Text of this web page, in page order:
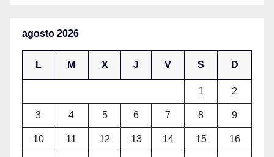
agosto 2026
L M X J V S D
1 2
3 4 5 6 7 8 9
10 11 12 13 14 15 16